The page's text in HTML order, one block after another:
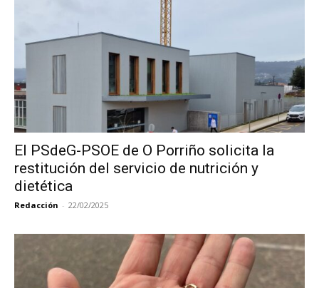
El PSdeG-PSOE de O Porriño solicita la
restitución del servicio de nutrición y
dietética
Redacción - 22/02/2025